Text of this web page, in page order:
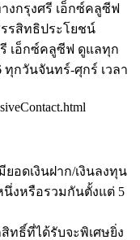
กรุงศรี เอ็กซ์คลูซีฟ
รสิทธิประโยชน์
เอ็กซ์คลูซีฟ ดูแลทุก
ทุกวันจันทร์-ศุกร์ เวลา
อดเงินฝาก/เงินลงทุน
นึ่งหรือรวมกันตั้งแต่ 5
ทธิ์ที่ได้รับจะพิเศษยิ่ง